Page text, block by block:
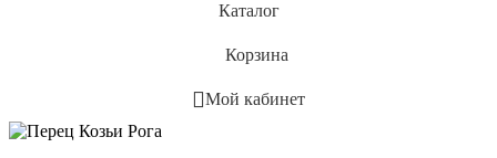
Каталог
Корзина
Мой кабинет